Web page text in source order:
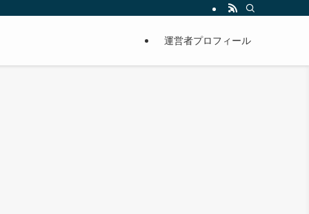
運営者プロフィール